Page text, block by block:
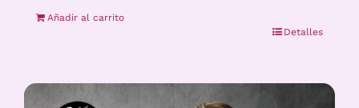
Añadir al carrito
Detalles